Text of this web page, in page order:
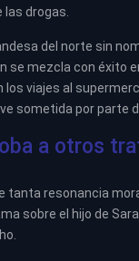
drogas.
del norte sin
se mezcla con éxito
viajes al
sometida por parte
a otros
tanta resonancia
sobre el hijo de